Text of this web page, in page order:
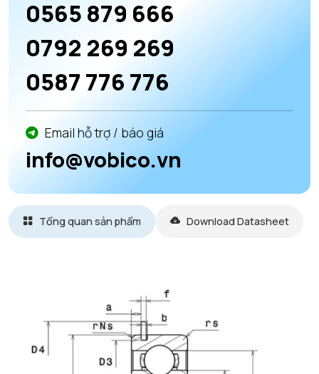
0565 879 666
0792 269 269
0587 776 776
Email hỗ trợ / báo giá
info@vobico.vn
Tổng quan sản phẩm Download Datasheet